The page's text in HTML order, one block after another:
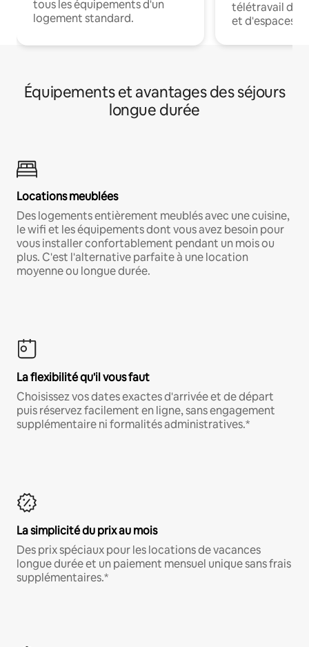
tous les équipements d'un
logement standard.
télétravail
et d'espaces
Équipements et avantages des séjours
longue durée
Locations meublées
Des logements entièrement meublés avec une cuisine,
le wifi et les équipements dont vous avez besoin pour
vous installer confortablement pendant un mois ou
plus. C'est l'alternative parfaite à une location
moyenne ou longue durée.
La flexibilité qu'il vous faut
Choisissez vos dates exactes d'arrivée et de départ
puis réservez facilement en ligne, sans engagement
supplémentaire ni formalités administratives.*
La simplicité du prix au mois
Des prix spéciaux pour les locations de vacances
longue durée et un paiement mensuel unique sans frais
supplémentaires.*